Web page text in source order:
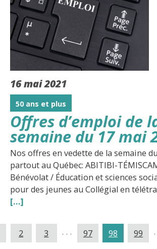
16 mai 2021
50 ans et plus
Offres d’emploi de
semaine du 17 mai
Nos offres en vedette de la semaine
partout au Québec: ABITIBI-
Bénévolat / Éducation et sciences
pour des jeunes au Collégial en
[…]
2 3 ... 97 98 99